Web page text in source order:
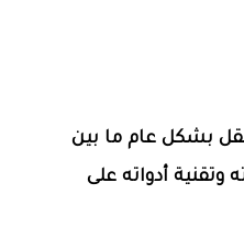
بشكل عام ما بين
وتقنية أدواته على